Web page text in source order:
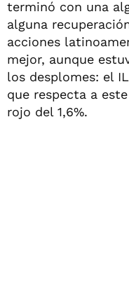
terminó con una
alguna
acciones
mejor, aunque
los desplomes: el
que respecta a
rojo del 1,6%.